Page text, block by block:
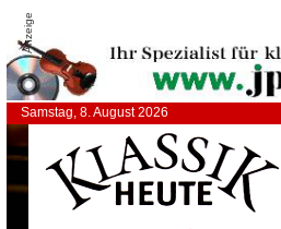
Anzeige
Samstag, 8. August 2026